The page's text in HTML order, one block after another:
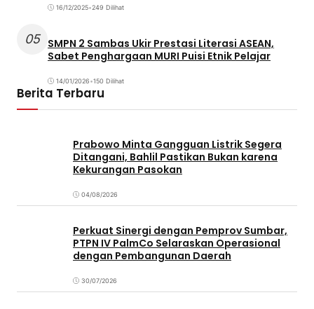
16/12/2025•249 Dilihat
05 SMPN 2 Sambas Ukir Prestasi Literasi ASEAN,
Sabet Penghargaan MURI Puisi Etnik Pelajar
14/01/2026•150 Dilihat
Berita Terbaru
Prabowo Minta Gangguan Listrik Segera
Ditangani, Bahlil Pastikan Bukan karena
Kekurangan Pasokan
04/08/2026
Perkuat Sinergi dengan Pemprov Sumbar,
PTPN IV PalmCo Selaraskan Operasional
dengan Pembangunan Daerah
30/07/2026